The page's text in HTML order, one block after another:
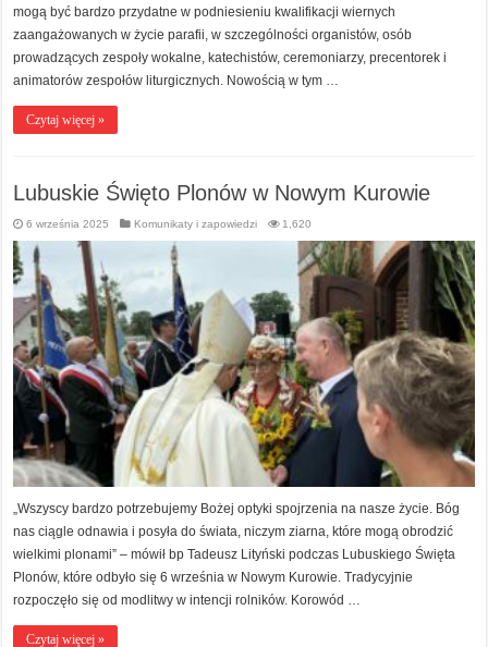
mogą być bardzo przydatne w podniesieniu kwalifikacji wiernych
zaangażowanych w życie parafii, w szczególności organistów, osób
prowadzących zespoły wokalne, katechistów, ceremoniarzy, precentorek i
animatorów zespołów liturgicznych. Nowością w tym …
Czytaj więcej »
Lubuskie Święto Plonów w Nowym Kurowie
6 września 2025 Komunikaty i zapowiedzi 1,620
„Wszyscy bardzo potrzebujemy Bożej optyki spojrzenia na nasze życie. Bóg
nas ciągle odnawia i posyła do świata, niczym ziarna, które mogą obrodzić
wielkimi plonami” – mówił bp Tadeusz Lityński podczas Lubuskiego Święta
Plonów, które odbyło się 6 września w Nowym Kurowie. Tradycyjnie
rozpoczęło się od modlitwy w intencji rolników. Korowód …
Czytaj więcej »